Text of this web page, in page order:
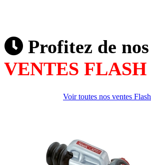
Profitez de nos
VENTES FLASH
Voir toutes nos ventes Flash